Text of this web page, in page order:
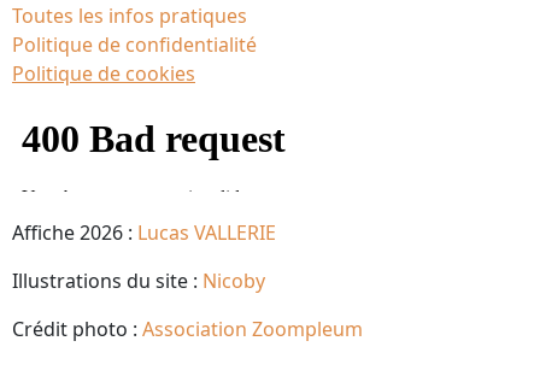
Toutes les infos pratiques
Politique de confidentialité
Politique de cookies
Affiche 2026 : Lucas VALLERIE
Illustrations du site : Nicoby
Crédit photo : Association Zoompleum